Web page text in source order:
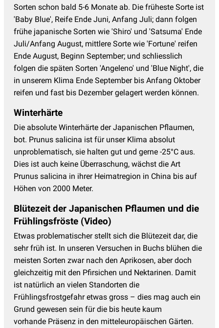
Sorten schon bald 5-6 Monate ab. Die früheste Sorte ist
'Baby Blue', Reife Ende Juni, Anfang Juli; dann folgen
frühe japanische Sorten wie 'Shiro' und 'Satsuma' Ende
Juli/Anfang August, mittlere Sorte wie 'Fortune' reifen
Ende August, Beginn September; und schliesslich
folgen die späten Sorten 'Angeleno' und 'Blue Night', die
in unserem Klima Ende September bis Anfang Oktober
reifen und fast bis Dezember gelagert werden können.
Winterhärte
Die absolute Winterhärte der Japanischen Pflaumen,
bot. Prunus salicina ist für unser Klima absolut
unproblematisch, sie halten gut und gerne -25°C aus.
Dies ist auch keine Überraschung, wächst die Art
Prunus salicina in ihrer Heimatregion in China bis auf
Höhen von 2000 Meter.
Blütezeit der Japanischen Pflaumen und die
Frühlingsfröste (Video)
Etwas problematischer stellt sich die Blütezeit dar, die
sehr früh ist. In unseren Versuchen in Buchs blühen die
meisten Sorten zwar nach den Aprikosen, aber doch
gleichzeitig mit den Pfirsichen und Nektarinen. Damit
ist natürlich an vielen Standorten die
Frühlingsfrostgefahr etwas gross – dies mag auch ein
Grund gewesen sein für die bis heute kaum
vorhande Präsenz in den mitteleuropäischen Gärten.